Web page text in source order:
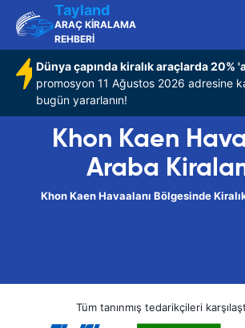
Tayland
ARAÇ KİRALAMA
REHBERİ
Dünya çapında kiralık araçlarda 20%
promosyon 11 Ağustos 2026 adresine
bugün yararlanın!
Khon Kaen
Araba
Khon Kaen Havaalanı Bölgesinde
Tüm tanınmış tedarikçileri